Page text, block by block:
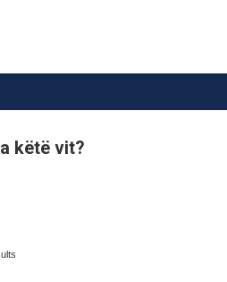
këtë vit?